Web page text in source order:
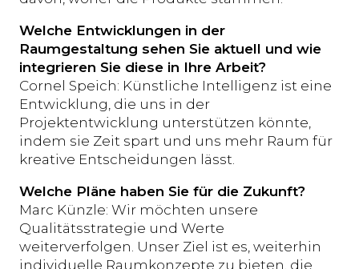
Welche Entwicklungen in der
Raumgestaltung sehen Sie aktuell und wie
integrieren Sie diese in Ihre Arbeit?
Cornel Speich: Künstliche Intelligenz ist eine
Entwicklung, die uns in der
Projektentwicklung unterstützen könnte,
indem sie Zeit spart und uns mehr Raum für
kreative Entscheidungen lässt.
Welche Pläne haben Sie für die Zukunft?
Marc Künzle: Wir möchten unsere
Qualitätsstrategie und Werte
weiterverfolgen. Unser Ziel ist es, weiterhin
individuelle Raumkonzepte zu bieten, die